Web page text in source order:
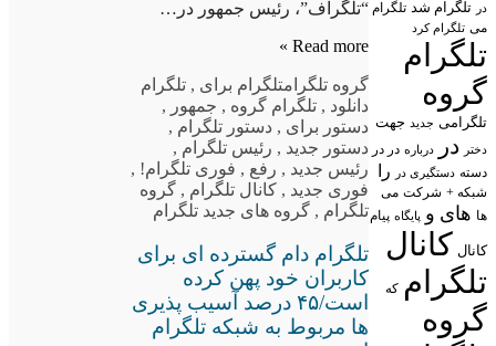
در تلگرام شد تلگرام
می تلگرام کرد
تلگرام
گروه
تلگرامی جدید جهت
دختر در درباره در در
دسته دستگیری در را
شبکه + شرکت می
ها های و پایگاه پیام
کانال کانال
تلگرام که
گروه
“تلگراف”، رئیس جمهور در…
Read more »
گروه تلگرامتلگرام برای , تلگرام
دانلود , تلگرام گروه , جمهور ,
دستور برای , دستور تلگرام ,
دستور جدید , رئیس تلگرام ,
رئیس جدید , رفع , فوری تلگرام! ,
فوری جدید , کانال تلگرام , گروه
تلگرام , گروه های جدید تلگرام
تلگرام دام گسترده ای برای
کاربران خود پهن کرده
است/۴۵ درصد آسیب پذیری
ها مربوط به شبکه تلگرام